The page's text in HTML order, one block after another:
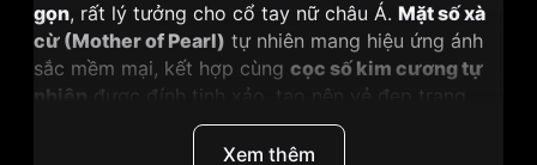
gọn, rất lý tưởng cho cổ tay nữ châu Á. Mặt số xà
cừ (Mother of Pearl) tự nhiên mang hiệu ứng ánh
sắc mềm mại, kết hợp cùng cọc số kim cương tự
nhiên
được đính tinh xảo, tạo nên vẻ đẹp trang
sức rõ rệt nhưng vẫn giữ được sự tinh tế đặc trưng
của đồng hồ Thụy Sỹ.Xem thêm